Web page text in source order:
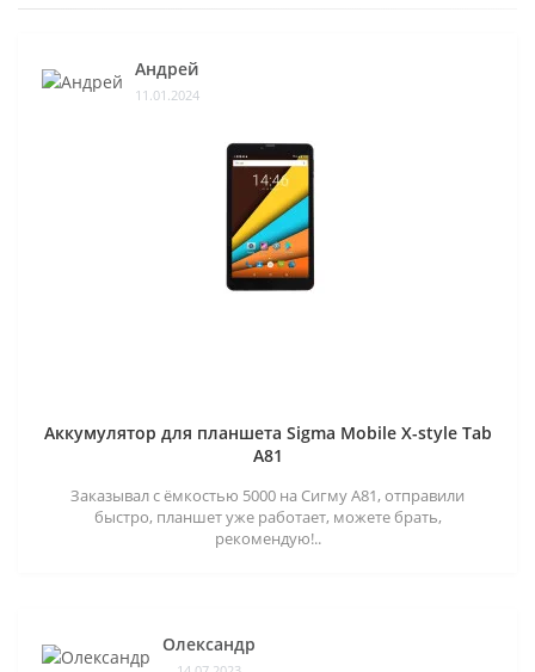
Андрей
11.01.2024
Аккумулятор для планшета Sigma Mobile X-style Tab
A81
Заказывал с ёмкостью 5000 на Сигму А81, отправили
быстро, планшет уже работает, можете брать,
рекомендую!..
Олександр